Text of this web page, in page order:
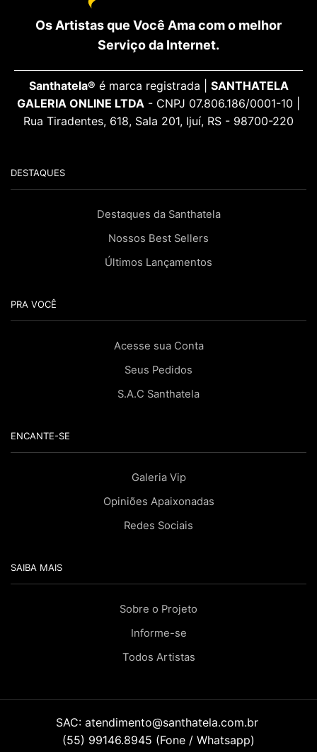
Os Artistas que Você Ama com o melhor
Serviço da Internet.
Santhatela® é marca registrada | SANTHATELA
GALERIA ONLINE LTDA - CNPJ 07.806.186/0001-10 |
Rua Tiradentes, 618, Sala 201, Ijuí, RS - 98700-220
DESTAQUES
Destaques da Santhatela
Nossos Best Sellers
Últimos Lançamentos
PRA VOCÊ
Acesse sua Conta
Seus Pedidos
S.A.C Santhatela
ENCANTE-SE
Galeria Vip
Opiniões Apaixonadas
Redes Sociais
SAIBA MAIS
Sobre o Projeto
Informe-se
Todos Artistas
SAC: atendimento@santhatela.com.br
(55) 99146.8945 (Fone / Whatsapp)